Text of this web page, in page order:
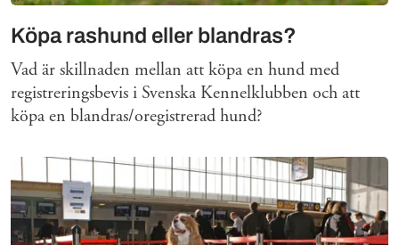
Köpa rashund eller blandras?
Vad är skillnaden mellan att köpa en hund med
registreringsbevis i Svenska Kennelklubben och att
köpa en blandras/oregistrerad hund?